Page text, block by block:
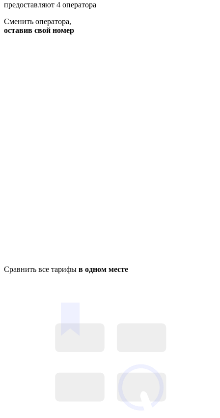
предоставляют 4 оператора
Сменить оператора,
оставив свой номер
Сравнить все тарифы в одном месте